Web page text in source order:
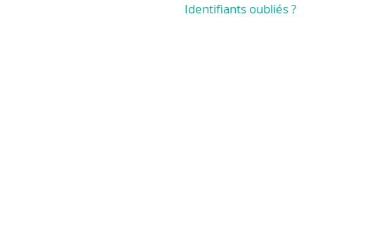
Identifiants oubliés ?